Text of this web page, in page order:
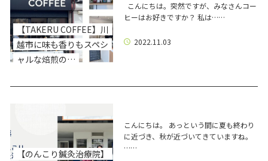
【TAKERU COFFEE】川
越市に味も香りもスペシ
ャルな焙煎の…
こんにちは。突然ですが、みなさんコー
ヒーはお好きですか？ 私は……
2022.11.03
【のんこり鍼灸治療院】
こんにちは。 あっという間に夏も終わり
に近づき、秋が近づいてきていますね。
……